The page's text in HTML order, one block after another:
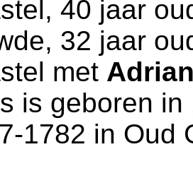
, 40 jaar
32 jaar
met
is geboren
1782 in Oud